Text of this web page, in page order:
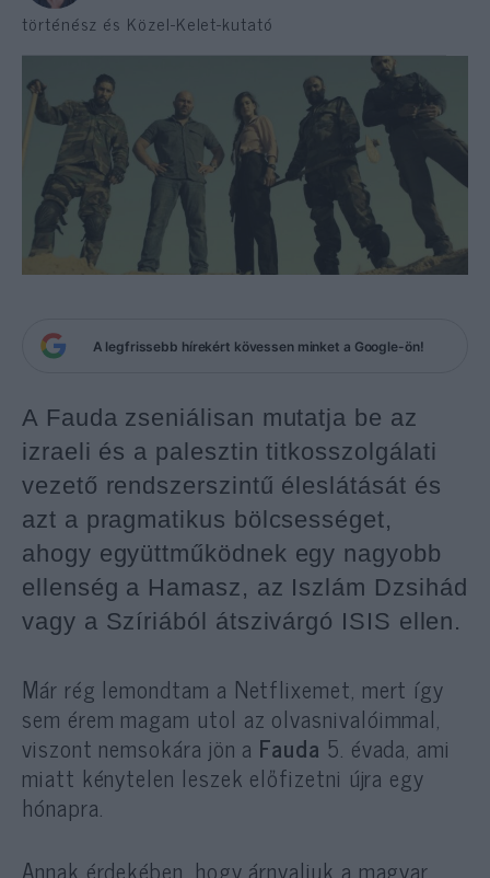
történész és Közel-Kelet-kutató
A legfrissebb hírekért kövessen minket a Google-ön!
A Fauda zseniálisan mutatja be az
izraeli és a palesztin titkosszolgálati
vezető rendszerszintű éleslátását és
azt a pragmatikus bölcsességet,
ahogy együttműködnek egy nagyobb
ellenség a Hamasz, az Iszlám Dzsihád
vagy a Szíriából átszivárgó ISIS ellen.
Már rég lemondtam a Netflixemet, mert így
sem érem magam utol az olvasnivalóimmal,
viszont nemsokára jön a Fauda 5. évada, ami
miatt kénytelen leszek előfizetni újra egy
hónapra.
Annak érdekében, hogy árnyaljuk a magyar